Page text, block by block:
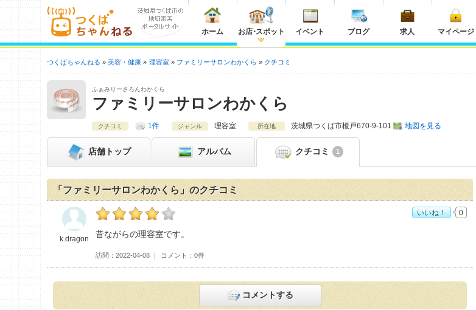
ホーム お店・スポット イベント ブログ 求人 マイページ
つくばちゃんねる 美容・健康 理容室 ファミリーサロンわかくら クチコミ
ふぁみりーさろんわかくら
ファミリーサロンわかくら
クチコミ 1件 ジャンル 理容室 所在地 茨城県つくば市榎戸670-9-101 地図を見る
店舗 トップ アルバム クチコミ 1
「ファミリーサロンわかくら」のクチコミ
k.dragonのファミリーサロンわかくらおすすめ度：
昔ながらの理容室です。
訪問 2022-04-08 コメント 0件
k.dragon
いいね！ 0
コメントする